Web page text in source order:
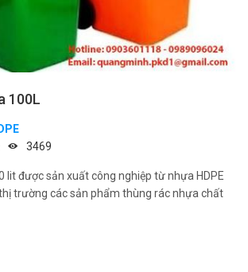
100L
3469
lit được sản xuất công nghiệp từ nhựa HDPE
trường các sản phẩm thùng rác nhựa chất